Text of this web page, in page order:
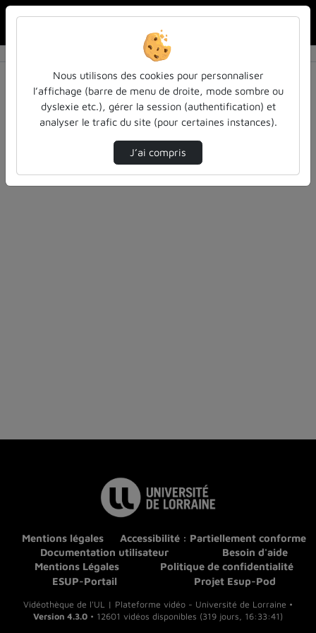
Résultats de la recherche
Filtres actifs (cliquer pour en retirer) :
colloques-et-conferences
Allemand inspe-de-lorraine
Mentions légales
Accessibilité : Partiellement conforme
Documentation utilisateur
Besoin d'aide
Mentions Légales
Politique de confidentialité
ESUP-Portail
Projet Esup-Pod
Vidéothèque de l'UL | Plateforme vidéo - Université de Lorraine •
Version 4.3.0 • 12601 vidéos disponibles (319 jours, 16:33:41)
Nous utilisons des cookies pour personnaliser
l’affichage (barre de menu de droite, mode sombre ou
dyslexie etc.), gérer la session (authentification) et
analyser le trafic du site (pour certaines instances).
J’ai compris